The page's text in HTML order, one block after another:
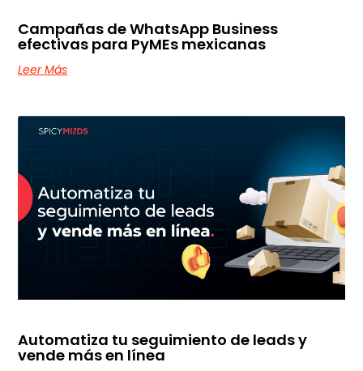
Campañas de WhatsApp Business
efectivas para PyMEs mexicanas
Leer Más
Automatiza tu seguimiento de leads y
vende más en línea